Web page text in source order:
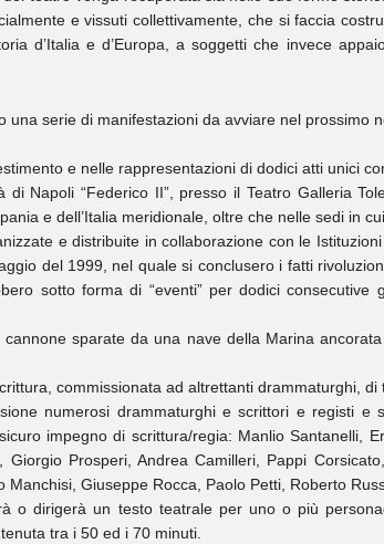
e vissuti collettivamente, che si faccia
d’Italia e d’Europa, a soggetti che invece
una serie di manifestazioni da avviare nel prossimo
e nelle rappresentazioni di dodici atti unici
di Napoli “Federico II”, presso il Teatro Galleria
e dell’Italia meridionale, oltre che nelle sedi in
e distribuite in collaborazione con le
del 1999, nel quale si conclusero i fatti
sotto forma di “eventi” per dodici
sparate da una nave della Marina
commissionata ad altrettanti drammaturghi, di
numerosi drammaturghi e scrittori e registi
impegno di scrittura/regia: Manlio Santanelli,
Giorgio Prosperi, Andrea Camilleri, Pappi
Giuseppe Rocca, Paolo Petti, Roberto
o dirigerà un testo teatrale per uno o più
tra i 50 ed i 70 minuti.